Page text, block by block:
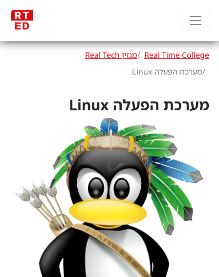
Real Time College
מגזין Real Tech
מערכת הפעלה Linux
מערכת הפעלה Linux